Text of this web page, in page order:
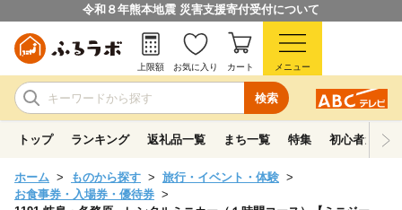
令和８年熊本地震 災害支援寄付受付について
検索
上限額 お気に入り カート メニュー
トップ ランキング 返礼品一覧 まち一覧 特集 初心者ガイド
ホーム ものから探す
旅行・イベント・体験
お食事券・入場券・優待券